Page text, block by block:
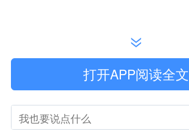
打开APP阅读全文